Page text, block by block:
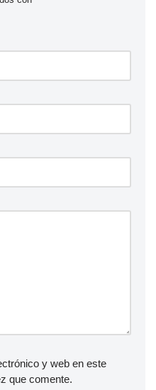
y web en este
que comente.